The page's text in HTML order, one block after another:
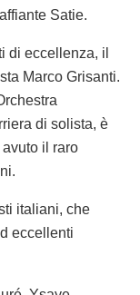
Satie.
di eccellenza, il
Marco Grisanti.
di solista, è
il raro
italiani, che
eccellenti